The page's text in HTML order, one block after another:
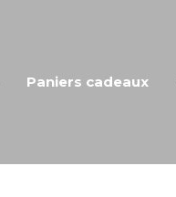
Paniers cadeaux